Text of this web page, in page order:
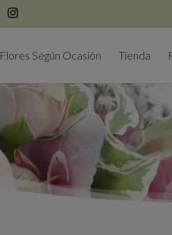
Flores Según Ocasión Tienda